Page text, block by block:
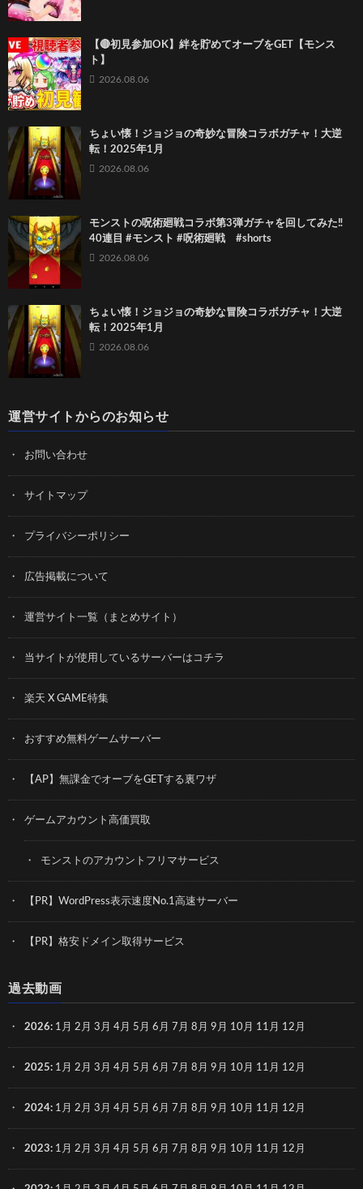
【🔴初見参加OK】絆を貯めてオーブをGET【モンス
ト】
2026.08.06
ちょい懐！ジョジョの奇妙な冒険コラボガチャ！大逆
転！2025年1月
2026.08.06
モンストの呪術廻戦コラボ第3弾ガチャを回してみた‼️
40連目 #モンスト #呪術廻戦 #shorts
2026.08.06
ちょい懐！ジョジョの奇妙な冒険コラボガチャ！大逆
転！2025年1月
2026.08.06
運営サイトからのお知らせ
お問い合わせ
サイトマップ
プライバシーポリシー
広告掲載について
運営サイト一覧（まとめサイト）
当サイトが使用しているサーバーはコチラ
楽天 X GAME特集
おすすめ無料ゲームサーバー
【AP】無課金でオーブをGETする裏ワザ
ゲームアカウント高価買取
モンストのアカウントフリマサービス
【PR】WordPress表示速度No.1高速サーバー
【PR】格安ドメイン取得サービス
過去動画
2026: 1月 2月 3月 4月 5月 6月 7月 8月 9月 10月 11月 12月
2025: 1月 2月 3月 4月 5月 6月 7月 8月 9月 10月 11月 12月
2024: 1月 2月 3月 4月 5月 6月 7月 8月 9月 10月 11月 12月
2023: 1月 2月 3月 4月 5月 6月 7月 8月 9月 10月 11月 12月